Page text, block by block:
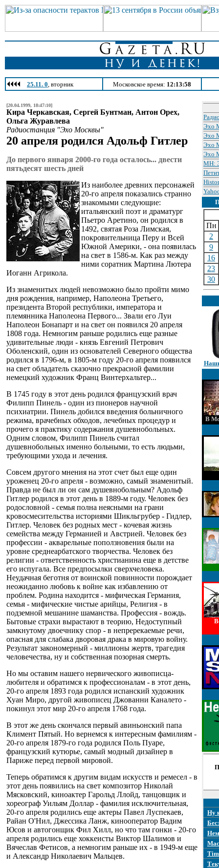
25.11. 0, вторник Московское время: 12:13:58
[20.04.1999, 18:47:10]
Кира Черкавская, Сергей Бунтман, Антон Орех,
Ольга Журавлева
Радиостанция "Эхо Москвы"
20 апреля родился Адольф Гитлер
До первого января 2000-го года осталось... двести
пятьдесят шесть дней
Из наиболее древних персонажей
20-го апреля показались странно
знакомыми следующие:
итальянский поэт и драматург
Пьетро Аретино, он родился в
1492, святая Роза Лимская,
покровительница Перу и Всей
Южной Америки, - она появилась
на свет в 1586-м. Как раз между
ними соратник Мартина Лютера
Иоганн Агрикола.
Из знаменитых людей невозможно было пройти мимо
дня рождения, например, Наполеона Третьего,
президента Второй республики, императора и
племянника Наполеона Первого... Звали его Луи
Наполеон Бонапарт и на свет он появился 20 апреля
1808 года. Немногим раньше родились еще разные
удивительные люди - князь Евгений Петрович
Оболенский, один из основателей Северного общества
родился в 1796-м, в 1805-м году 20-го апреля появился
на свет обладатель сказочно прекрасной фамилии
немецкий художник Франц Винтерхальтер...
В 1745 году в этот день родился французский врач
Филипп Пинель - один из пионеров научной
психиатрии. Пинель добился введения больничного
режима, врачебных обходов, лечебных процедур и
прочего я практику содержания душевнобольных.
Одним словом, Филипп Пинель считал
душевнобольных именно больными, то есть людьми,
требующими ухода и лечения.
Совсем другого мнения на этот счет был еще один
уроженец 20-го апреля - возможно, самый знаменитый.
Правда не был ли он сам душевнобольным? Адольф
Гитлер родился в этот день в 1889-м году. Человек без
родословной - семья полна неясными на грани
кровосмесительства историями Шикльгрубер - Гидлер,
Гитлер. Человек без родных мест - кочевая жизнь
семейства между Германией и Австрией. Человек без
профессии - акварельные поползновения были на
уровне среднеарбатского творчества. Человек без
религии - ответственность христианина еще в детстве
его испугала. Все предпосылки сверхчеловека.
Неудачная беготня от воинской повинности порождает
неожиданно любовь к войне как избавлению от
проблем. Родина находится - мифическая Германия,
семья - мифические чистые арийцы, Религия - в
подземной мешанине шаманства. Профессия - вождь.
Бытовые страхи вырастают в теорию, Недоступный
замкнутому двоечнику спор - в непререкаемые речи,
опасная для слабака дворовая драка в мировую войну.
Результат закономерный - миллионы жертв, трагедия
человечества, ну и собственная позорная смерть.
Но мы оставим нашего нервического живописца-
любителя и обратимся к профессионалам - в этот день,
20-го апреля 1893 года родился испанский художник
Хуан Миро, другой живописец Джованни Каналето -
покинул этот мир 20-го апреля 1768 года.
В этот же день скончался первый авиньонский папа
Климент Пятый. Но вернемся к интересным фамилиям -
20-го апреля 1879-го года родился Поль Пуаре,
французский кутюрье, самый модный дизайнер в
Париже перед первой мировой.
Теперь обратимся к другим видам искусств и ремесел - в
этот день появились на свет композитор Николай
Мясковский, киноактер Гарольд Ллойд, танцовщик и
хореограф Уильям Доллар - фамилия исключительная,
20-го апреля родились еще актеры Павел Луспекаев,
Райан О'Нил, Джессика Ланж, кинооператор Вадим
Юсов и автогонщик Фил Хилл, но что там гонки - 20-го
апреля родились еще хоккеисты Виктор Шалимов и
Вячеслав Фетисов, а немногим раньше их - в 1949-м еще
и Александр Николаевич Мальцев.
Эхо
Эхо
Эхо
Эхо
МН:
Пн
2
9
16
23
30
В
Ну